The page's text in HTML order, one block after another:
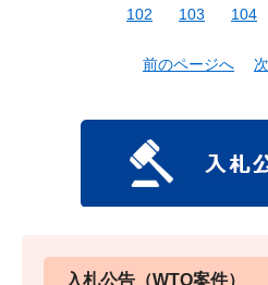
102
103 104
前のページへ
入札公告（WTO案件）